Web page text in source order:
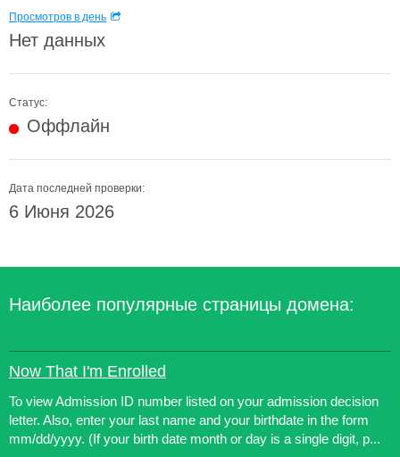
Просмотров в день
Нет данных
Статус:
Оффлайн
Дата последней проверки:
6 Июня 2026
Наиболее популярные страницы домена:
Now That I'm Enrolled
To view Admission ID number listed on your admission decision
letter. Also, enter your last name and your birthdate in the form
mm/dd/yyyy. (If your birth date month or day is a single digit, p...